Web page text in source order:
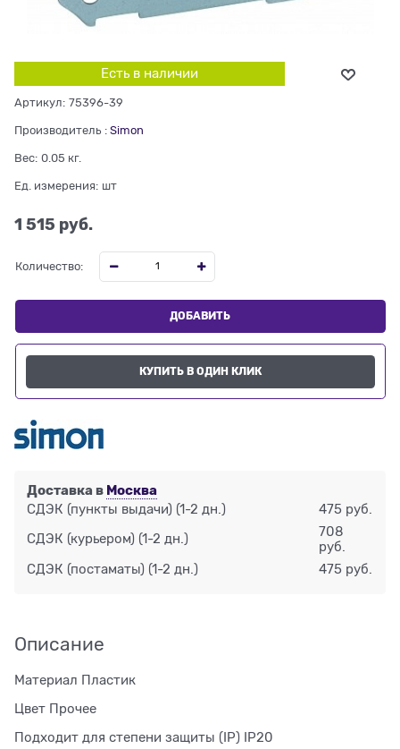
Есть в наличии
Артикул: 75396-39
Производитель : Simon
Вес: 0.05 кг.
Ед. измерения: шт
1 515 руб.
Количество:
ДОБАВИТЬ
КУПИТЬ В ОДИН КЛИК
Доставка в Москва
СДЭК (пункты выдачи) (1-2 дн.) 475 руб.
СДЭК (курьером) (1-2 дн.)
708
руб.
СДЭК (постаматы) (1-2 дн.) 475 руб.
Описание
Материал Пластик
Цвет Прочее
Подходит для степени защиты (IP) IP20